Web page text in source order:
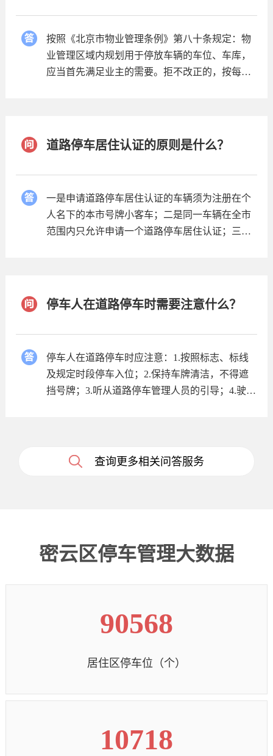
按照《北京市物业管理条例》第八十条规定：物
业管理区域内规划用于停放车辆的车位、车库，
应当首先满足业主的需要。拒不改正的，按每个
道路停车居住认证的原则是什么？
一是申请道路停车居住认证的车辆须为注册在个
人名下的本市号牌小客车；二是同一车辆在全市
范围内只允许申请一个道路停车居住认证；三是
车位的总数。
停车人在道路停车时需要注意什么？
停车人在道路停车时应注意：1.按照标志、标线
及规定时段停车入位；2.保持车牌清洁，不得遮
挡号牌；3.听从道路停车管理人员的引导；4.驶离
查询更多相关问答服务
密云区停车管理大数据
90568
居住区停车位（个）
10718